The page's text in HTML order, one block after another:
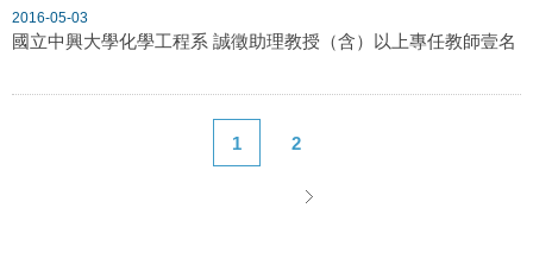
2016-05-03
國立中興大學化學工程系 誠徵助理教授（含）以上專任教師壹名
1 2